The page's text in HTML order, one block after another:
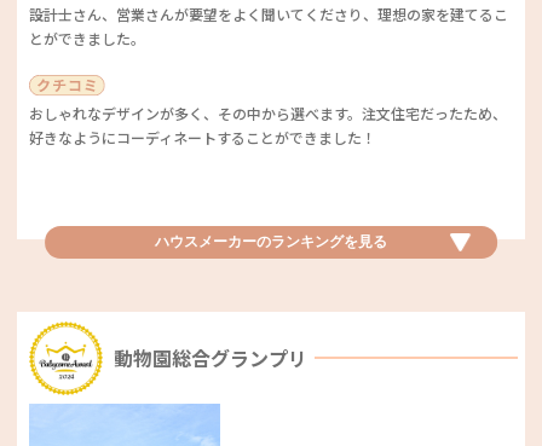
ていたりするので、一品ではなく一食を準備できる点も満足できるところ
です。
簡単に作れるだけでなく、自分で購入して作る時用の分量も記載してくれ
ていたので、とてもありがたいです。
食材宅配ベストサービス賞
献立を考える手間、買い物もしなくて済む。本当に楽になった。
ウォーターサーバー優秀賞
支持率14.0 ★3.4
ウォーターサーバーベスト機能性賞
設計士さん、営業さんが要望をよく聞いてくださり、理想の家を建てるこ
とができました。
おしゃれなデザインが多く、その中から選べます。注文住宅だったため、
好きなようにコーディネートすることができました！
ハウスメーカーのランキングを 見る
ハウスメーカー優秀賞
太陽光一体型の瓦をのせています。見た目が良いです。住んでいる地区一
動物園総合グランプリ